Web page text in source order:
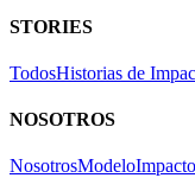
STORIES
TodosHistorias de
NOSOTROS
NosotrosModeloImpacto